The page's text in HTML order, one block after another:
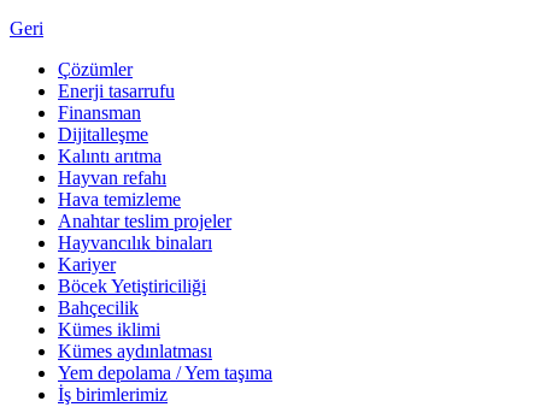
Geri
Çözümler
Enerji tasarrufu
Finansman
Dijitalleşme
Kalıntı arıtma
Hayvan refahı
Hava temizleme
Anahtar teslim projeler
Hayvancılık binaları
Kariyer
Böcek Yetiştiriciliği
Bahçecilik
Kümes iklimi
Kümes aydınlatması
Yem depolama / Yem taşıma
İş birimlerimiz